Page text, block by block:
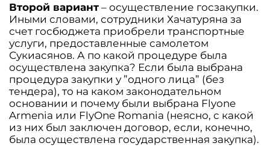
Второй вариант – осуществление госзакупки.
Иными словами, сотрудники Хачатуряна за
счет госбюджета приобрели транспортные
услуги, предоставленные самолетом
Сукиасянов. А по какой процедуре была
осуществлена закупка? Если была выбрана
процедура закупки у ”одного лица” (без
тендера), то на каком законодательном
основании и почему были выбрана Flyоne
Armenia или FlyOne Romania (неясно, с какой
из них был заключен договор, если, конечно,
была осуществлена государственная закупка).